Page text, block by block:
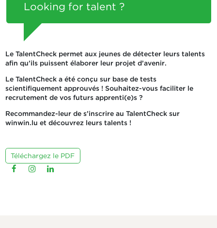
Looking for talent ?
Le TalentCheck permet aux jeunes de détecter leurs talents
afin qu’ils puissent élaborer leur projet d’avenir.
Le TalentCheck a été conçu sur base de tests
scientifiquement approuvés ! Souhaitez-vous faciliter le
recrutement de vos futurs apprenti(e)s ?
Recommandez-leur de s’inscrire au TalentCheck sur
winwin.lu et découvrez leurs talents !
Téléchargez le PDF